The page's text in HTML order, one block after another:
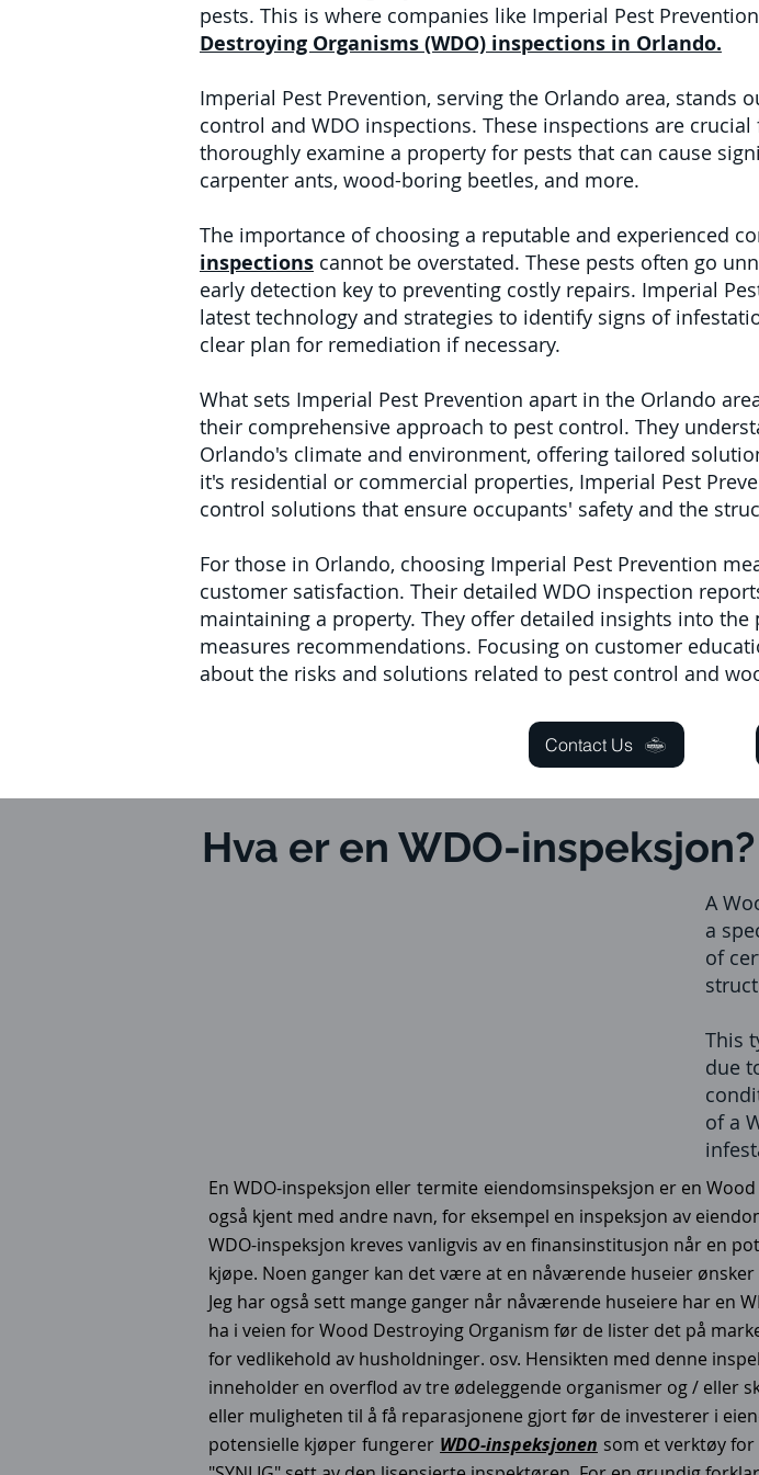
pests. This is where companies like Imperial Pest
Destroying Organisms (WDO) inspections in Orlando.
Imperial Pest Prevention, serving the Orlando area, stands
control and WDO inspections. These inspections are
thoroughly examine a property for pests that can cause
carpenter ants, wood-boring beetles, and more.
The importance of choosing a reputable and experienced
inspections cannot be overstated. These pests often go
early detection key to preventing costly repairs. Imperial
latest technology and strategies to identify signs of
clear plan for remediation if necessary.
What sets Imperial Pest Prevention apart in the Orlando
their comprehensive approach to pest control. They
Orlando's climate and environment, offering tailored
it's residential or commercial properties, Imperial Pest
control solutions that ensure occupants' safety and the
For those in Orlando, choosing Imperial Pest Prevention
customer satisfaction. Their detailed WDO inspection
maintaining a property. They offer detailed insights into
measures recommendations. Focusing on customer
about the risks and solutions related to pest control and
Contact Us
Hva er en WDO-inspeksjon?
A
a
of
This
due
of a
En WDO-inspeksjon eller termite eiendomsinspeksjon er en
også kjent med andre navn, for eksempel en inspeksjon av
WDO-inspeksjon kreves vanligvis av en finansinstitusjon når en
kjøpe. Noen ganger kan det være at en nåværende huseier
Jeg har også sett mange ganger når nåværende huseiere har en
ha i veien for Wood Destroying Organism før de lister det på
for vedlikehold av husholdninger. osv. Hensikten med denne
inneholder en overflod av tre ødeleggende organismer og / eller
eller muligheten til å få reparasjonene gjort før de investerer i
potensielle kjøper fungerer WDO-inspeksjonen som et verktøy